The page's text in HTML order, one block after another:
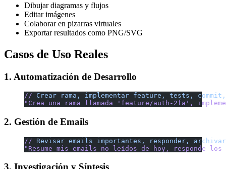
Dibujar diagramas y flujos
Editar imágenes
Colaborar en pizarras virtuales
Exportar resultados como PNG/SVG
Casos de Uso Reales
1. Automatización de Desarrollo
// Crear rama, implementar feature, tests,
commit,
"Crea una rama llamada 'feature/auth-2fa',
2. Gestión de Emails
// Revisar emails importantes, responder,
archivar
"Resume mis emails no leídos de hoy, responde